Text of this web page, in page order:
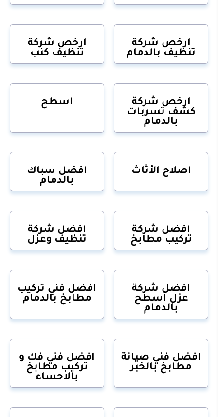
ارخص شركة
تنظيف بالدمام
ارخص شركة
تنظيف كنب
ارخص شركة
كشف تسربات
بالدمام
اسطح
اصلاح الأثاث
افضل سباك
بالدمام
افضل شركة
تركيب مطابخ
افضل شركة
تنظيف وعزل
افضل شركة
عزل أسطح
بالدمام
افضل فني تركيب
مطابخ بالدمام
افضل فني صيانة
مطابخ بالخبر
افضل فني فك و
تركيب مطابخ
بالاحساء